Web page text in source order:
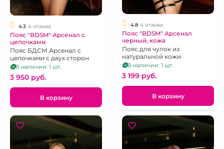
4.3 4 отзыва
Пояс "BDSM" Арсенал с
цепочками
Пояс БДСМ Арсенал с
цепочками с двух сторон
В наличии: 1 шт.
3 950 pуб.
В корзину
4.8 4 отзыва
Пояс "BDSM" Арсенал
черный, кожа
Пояс для чулок из
натуральной кожи
В наличии: 1 шт.
3 199 pуб.
В корзину